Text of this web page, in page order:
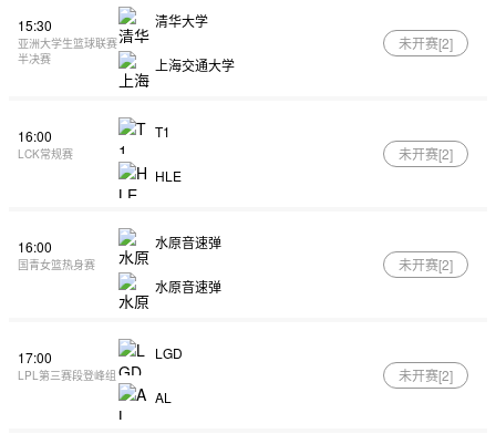
15:30
亚洲大学生篮球联赛
半决赛
清华大学
上海交通大学
未开赛[2]
16:00
LCK常规赛
T1
HLE
未开赛[2]
16:00
国青女篮热身赛
水原音速弹
水原音速弹
未开赛[2]
17:00
LPL第三赛段登峰组
LGD
AL
未开赛[2]